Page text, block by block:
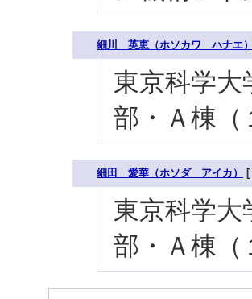
細川 英恵（ホソカワ ハナエ）
東京科学大
部・Ａ棟（
細田 愛華（ホソダ アイカ）
東京科学大
部・Ａ棟（